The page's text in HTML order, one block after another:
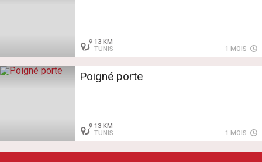
13 KM
TUNIS
1 MOIS
Poigné porte
13 KM
TUNIS
1 MOIS